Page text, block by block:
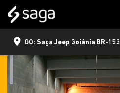
GO: Saga Jeep Goiânia BR-153